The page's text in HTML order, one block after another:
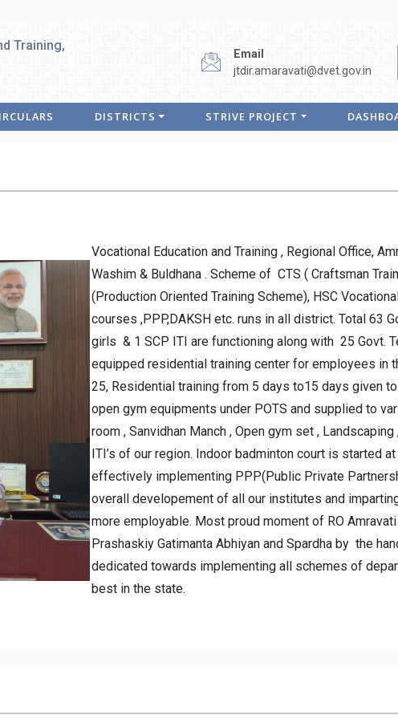
Training,
Email
jtdir.amaravati@dvet.gov.in
DISTRICTS STRIVE PROJECT
Vocational Education and Training , Regional Office,
Washim & Buldhana . Scheme of CTS ( Craftsman
(Production Oriented Training Scheme), HSC
courses ,PPP,DAKSH etc. runs in all district. Total 63
girls & 1 SCP ITI are functioning along with 25 Govt.
equipped residential training center for employees in
25, Residential training from 5 days to15 days given
open gym equipments under POTS and supplied to
room , Sanvidhan Manch , Open gym set ,
ITI’s of our region. Indoor badminton court is started
effectively implementing PPP(Public Private
overall developement of all our institutes and
more employable. Most proud moment of RO
Prashaskiy Gatimanta Abhiyan and Spardha by the
dedicated towards implementing all schemes of
best in the state.